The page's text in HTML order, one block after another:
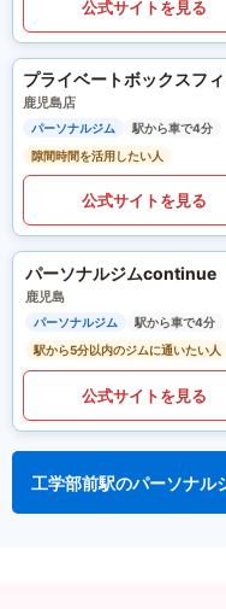
公式サイトを見る
鹿児島店
パーソナルジム
駅から車で4分
隙間時間を活用したい人
公式サイトを見る
パーソナルジムcontinue
鹿児島
パーソナルジム
駅から車で4分
駅から5分以内のジムに通いたい人
公式サイトを見る
工学部前駅のパーソナル